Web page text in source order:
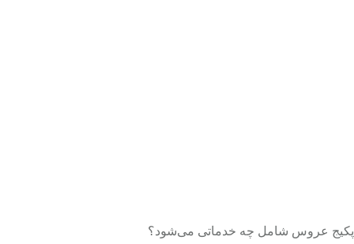
پکیج عروس شامل چه خدماتی می‌شود؟